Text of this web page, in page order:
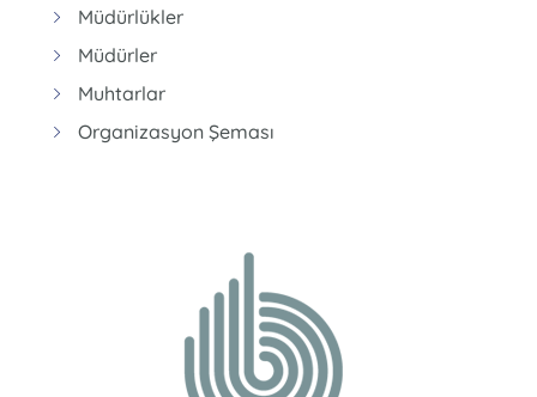
Müdürlükler
Müdürler
Muhtarlar
Organizasyon Şeması